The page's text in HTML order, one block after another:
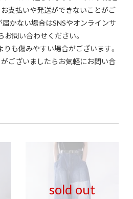
支払いや発送ができないことがご
かない場合はSNSやオンラインサ
問い合わせください。
も傷みやすい場合がございます。
ございましたらお気軽にお問い合
sold out